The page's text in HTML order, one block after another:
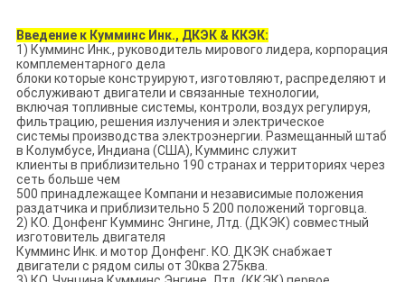
Введение к Кумминс Инк., ДКЭК & ККЭК:
1) Кумминс Инк., руководитель мирового лидера, корпорация
комплементарного дела
блоки которые конструируют, изготовляют, распределяют и
обслуживают двигатели и связанные технологии,
включая топливные системы, контроли, воздух регулируя,
фильтрацию, решения излучения и электрическое
системы производства электроэнергии. Размещанный штаб
в Колумбусе, Индиана (США), Кумминс служит
клиенты в приблизительно 190 странах и территориях через
сеть больше чем
500 принадлежащее Компани и независимые положения
раздатчика и приблизительно 5 200 положений торговца.
2) КО. Донфенг Кумминс Энгине, Лтд. (ДКЭК) совместный
изготовитель двигателя
Кумминс Инк. и мотор Донфенг. КО. ДКЭК снабжает
двигатели с рядом силы от 30ква 275ква.